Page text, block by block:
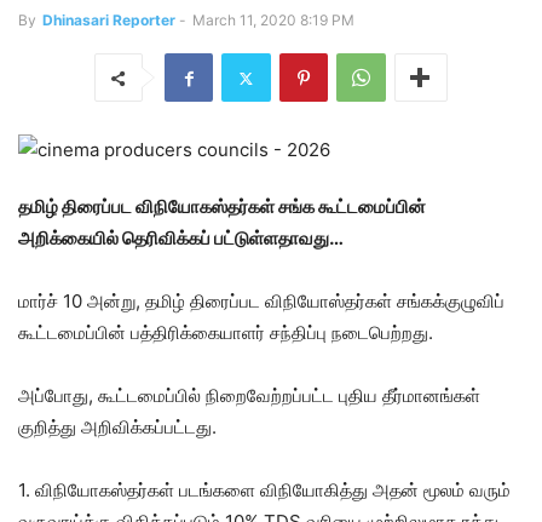
By Dhinasari Reporter - March 11, 2020 8:19 PM
தமிழ் திரைப்பட விநியோகஸ்தர்கள் சங்க கூட்டமைப்பின்
அறிக்கையில் தெரிவிக்கப் பட்டுள்ளதாவது…
மார்ச் 10 அன்று, தமிழ் திரைப்பட விநியோஸ்தர்கள் சங்கக்குழுவிப்
கூட்டமைப்பின் பத்திரிக்கையாளர் சந்திப்பு நடைபெற்றது.
அப்போது, கூட்டமைப்பில் நிறைவேற்றப்பட்ட புதிய தீர்மானங்கள்
குறித்து அறிவிக்கப்பட்டது.
1. விநியோகஸ்தர்கள் படங்களை விநியோகித்து அதன் மூலம் வரும்